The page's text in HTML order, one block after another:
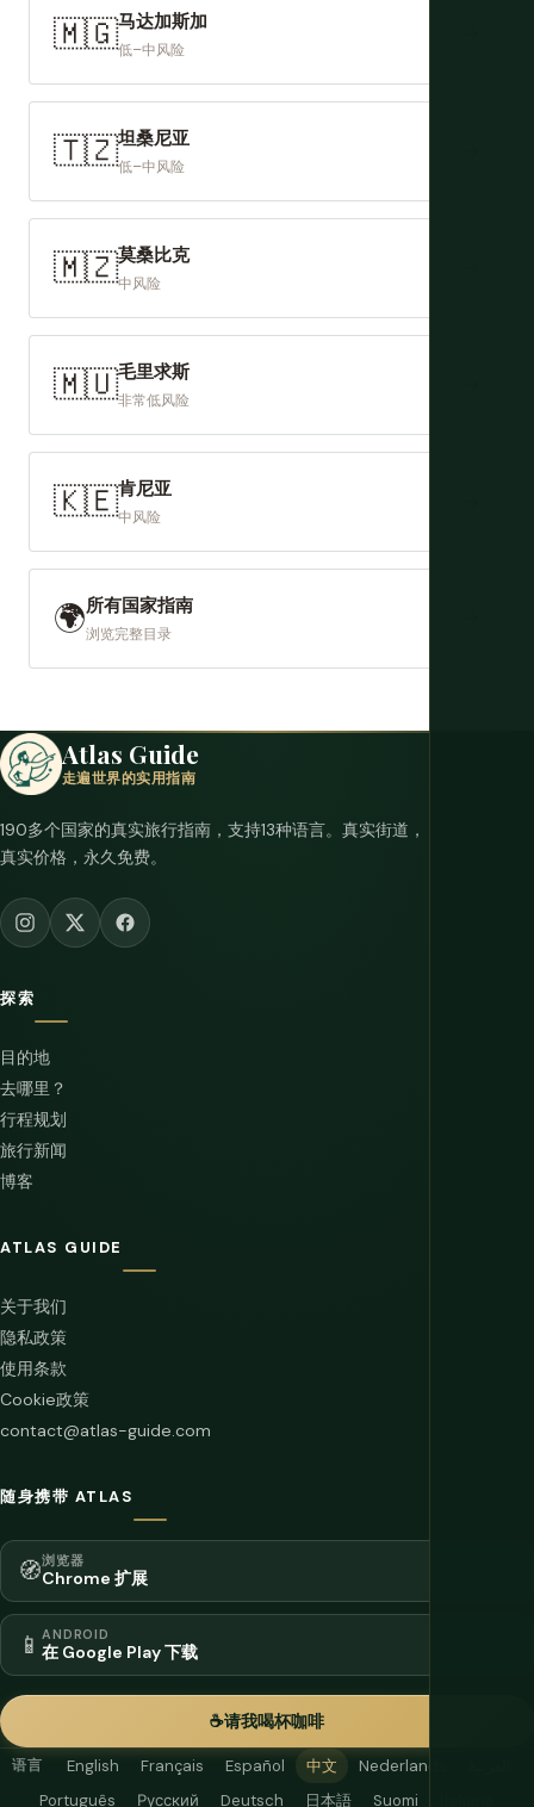
🇲🇬马达加斯加
低–中风险
🇹🇿坦桑尼亚
低–中风险
🇲🇿莫桑比克
中风险
🇲🇺毛里求斯
非常低风险
🇰🇪肯尼亚
中风险
🌍所有国家指南
浏览完整目录
Atlas Guide
走遍世界的实用指南
190多个国家的真实旅行指南，支持13种语言。真实街道，
真实价格，永久免费。
探索
目的地
去哪里？
行程规划
旅行新闻
博客
ATLAS GUIDE
关于我们
隐私政策
使用条款
Cookie政策
contact@atlas-guide.com
随身携带 ATLAS
🧭浏览器
Chrome 扩展
📱 ANDROID
在 Google Play 下载
☕请我喝杯咖啡
语言 English Français Español 中文 Nederlands
Português
Русский Deutsch 日本語 Suomi